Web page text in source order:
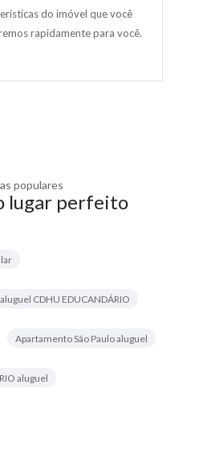
do imóvel que você
rapidamente para você.
populares
lugar perfeito
CDHU EDUCANDÁRIO
Apartamento São Paulo aluguel
aluguel